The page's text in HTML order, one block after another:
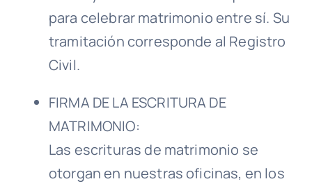
para celebrar matrimonio entre sí. Su
tramitación corresponde al Registro
Civil.
FIRMA DE LA ESCRITURA DE
MATRIMONIO:
Las escrituras de matrimonio se
otorgan en nuestras oficinas, en los